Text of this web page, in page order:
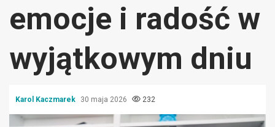
emocje i radość w
wyjątkowym dniu
Karol Kaczmarek 30 maja 2026 232